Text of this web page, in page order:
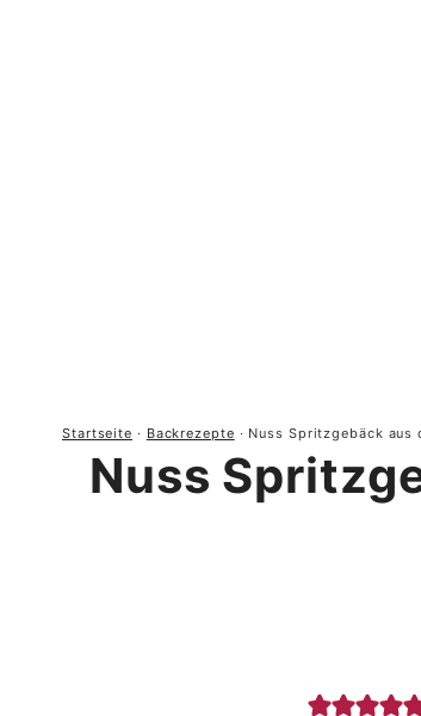
Startseite · Backrezepte · Nuss Spritzgebäck aus
Nuss